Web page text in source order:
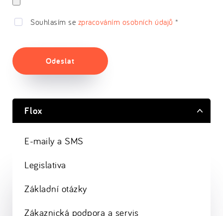
Souhlasím se zpracováním osobních údajů *
Odeslat
Flox
E-maily a SMS
Legislativa
Základní otázky
Zákaznická podpora a servis